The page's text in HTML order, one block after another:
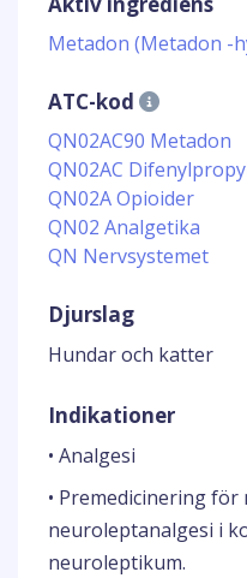
Metadon (Metadon -
ATC-kod
QN02AC90 Metadon
QN02AC
QN02A Opioider
QN02 Analgetika
QN Nervsystemet
Djurslag
Hundar och katter
Indikationer
• Analgesi
• Premedicinering
neuroleptanalgesi i
neuroleptikum.